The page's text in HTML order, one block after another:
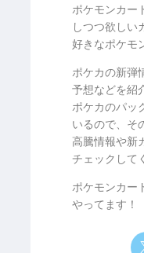
ポケモンカー
しつつ欲しい
好きなポケモ
ポケカの新弾
予想などを紹
ポケカのパッ
いるので、そ
高騰情報や新
チェックして
ポケモンカー
やってます！